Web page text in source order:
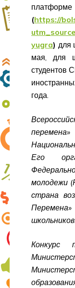
платформе
(https://
yugra) для
мая, для
студентов
года.
Его
молодежи
страна
Конкурс